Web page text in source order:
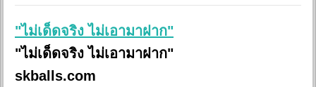
"ไม่เด็ดจริง ไม่เอามาฝาก"
"ไม่เด็ดจริง ไม่เอามาฝาก"
skballs.com